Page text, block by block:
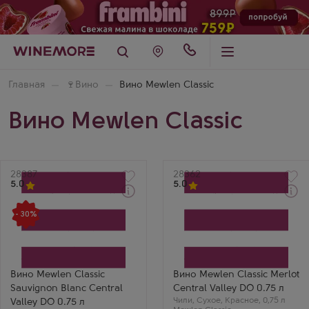
Главная 🍷 Вино Вино Mewlen Classic
Вино Mewlen Classic
Артикул
28387
5.0
- 30%
Вино Mewlen Classic
Sauvignon Blanc Central
Valley DO 0.75 л
Через 1-2 дня
Белое Сухое Вино
Мевлен Классик
Совиньон Блан
Mewlen Classic
Сорт винограда
Совиньон Блан
Страна
Артикул
28362
5.0
Вино Mewlen Classic Merlot
Central Valley DO 0.75 л
Чили, Сухое, Красное, 0,75 л
Производитель
Сорт винограда
Мерло
Страна
Чили